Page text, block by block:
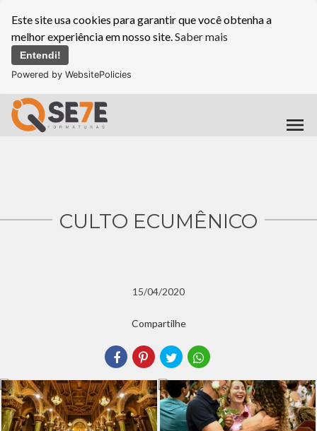
Este site usa cookies para garantir que você obtenha a
melhor experiência em nosso site.Saber mais
Entendi!
Powered by WebsitePolicies
menu
CULTO ECUMÊNICO
15/04/2020
Compartilhe